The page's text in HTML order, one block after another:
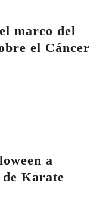
marco del
el Cáncer
a
Karate